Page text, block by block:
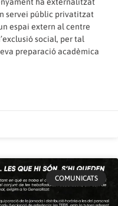
ha externalitzat
servei públic privatitzat
espai extern al centre
social, per tal
preparació acadèmica
COMUNICATS